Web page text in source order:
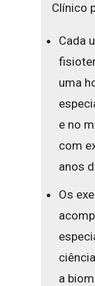
Clínico
Cada
uma
e no
com
anos
Os
a